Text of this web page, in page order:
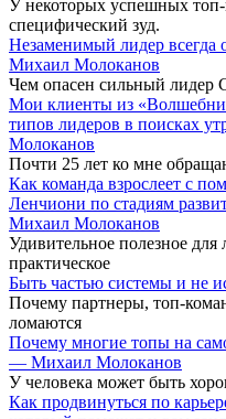
У некоторых успешных
специфический зуд.
Незаменимый лидер всегда
Михаил Молоканов
Чем опасен сильный лидер
Мои клиенты из
типов лидеров в поисках
Молоканов
Почти 25 лет ко мне
Как команда взрослеет с
Ленчиони по стадиям
Михаил Молоканов
Удивительное полезное
практическое
Быть частью системы и не
Почему партнеры, топ-
ломаются
Почему многие топы на
— Михаил Молоканов
У человека может быть
Как продвинуться по